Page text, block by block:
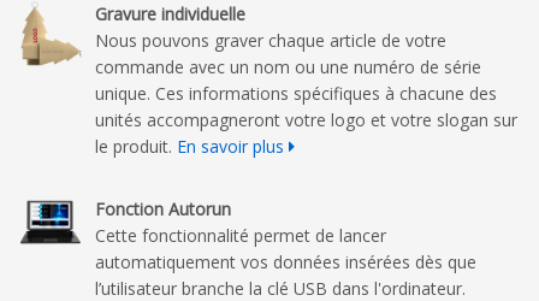
Gravure individuelle
Nous pouvons graver chaque article de votre
commande avec un nom ou une numéro de série
unique. Ces informations spécifiques à chacune des
unités accompagneront votre logo et votre slogan sur
le produit. En savoir plus
Fonction Autorun
Cette fonctionnalité permet de lancer
automatiquement vos données insérées dès que
l’utilisateur branche la clé USB dans l'ordinateur.